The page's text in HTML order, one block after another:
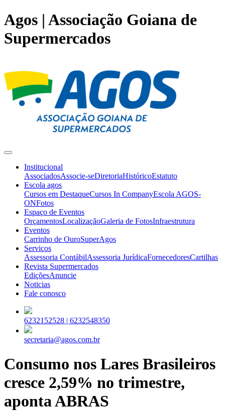
Agos | Associação Goiana de
Supermercados
Institucional
AssociadosAssocie-seDiretoriaHistóricoEstatuto
Escola agos
Cursos em DestaqueCursos In CompanyEscola AGOS-
ONFotos
Espaço de Eventos
OrçamentosLocalizaçãoGaleria de FotosInfraestrutura
Eventos
Carrinho de OuroSuperAgos
Serviços
Assessoria ContábilAssessoria JurídicaFornecedoresCartilhas
Revista Supermercados
EdiçõesAnuncie
Noticias
Fale conosco
6232152528 | 6232548350
secretaria@agos.com.br
Consumo nos Lares Brasileiros
cresce 2,59% no trimestre,
aponta ABRAS